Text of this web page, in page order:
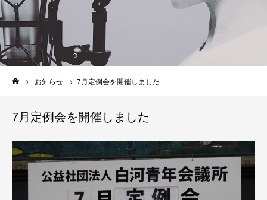
お知らせ
お知らせ 7月定例会を開催しました
7月定例会を開催しました